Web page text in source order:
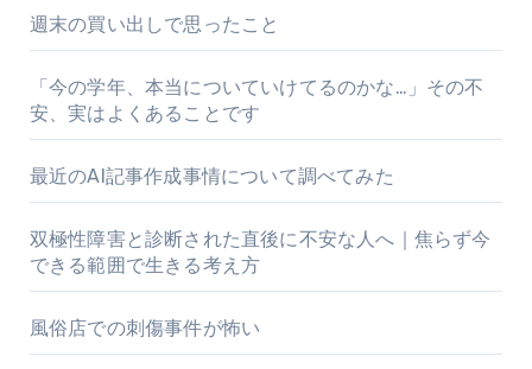
週末の買い出しで思ったこと
「今の学年、本当についていけてるのかな…」その不
安、実はよくあることです
最近のAI記事作成事情について調べてみた
双極性障害と診断された直後に不安な人へ｜焦らず今
できる範囲で生きる考え方
風俗店での刺傷事件が怖い